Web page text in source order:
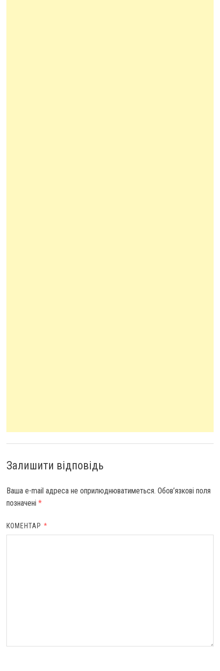
Залишити відповідь
Ваша e-mail адреса не оприлюднюватиметься. Обов’язкові поля
позначені *
КОМЕНТАР *